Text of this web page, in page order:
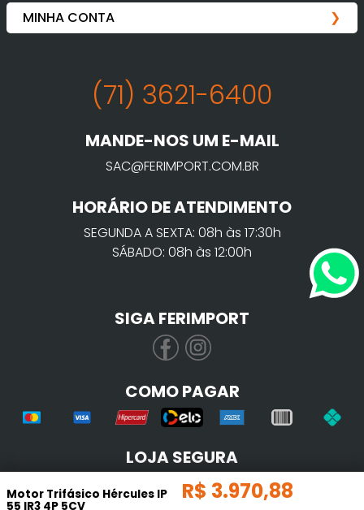
Motor Trifásico Hércules IP
55 IR3 4P 5CV
R$ 3.970,88
(71) 3621-6400
MANDE-NOS UM E-MAIL
SAC@FERIMPORT.COM.BR
HORÁRIO DE ATENDIMENTO
SEGUNDA A SEXTA: 08h às 17:30h
SÁBADO: 08h às 12:00h
SIGA FERIMPORT
COMO PAGAR
LOJA SEGURA